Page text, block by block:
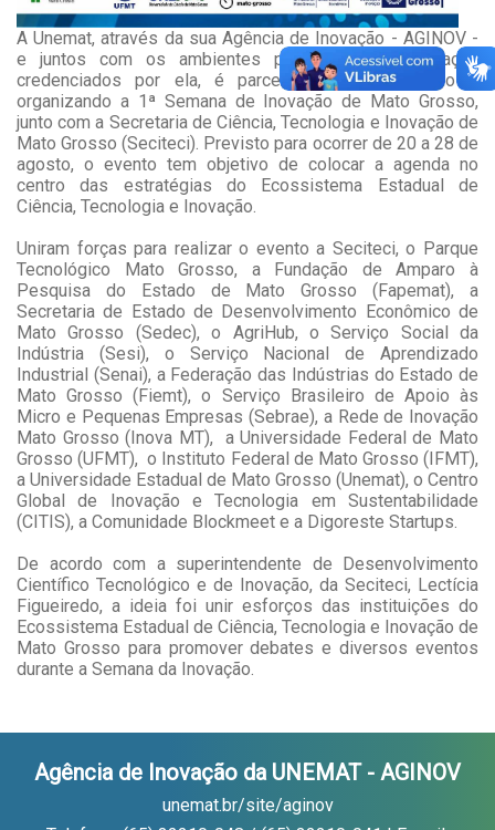
A Unemat, através da sua Agência de Inovação - AGINOV -
e juntos com os ambientes promotores da inovação
credenciados por ela, é parceira e está apoiando e
organizando a 1ª Semana de Inovação de Mato Grosso,
junto com a Secretaria de Ciência, Tecnologia e Inovação de
Mato Grosso (Seciteci). Previsto para ocorrer de 20 a 28 de
agosto, o evento tem objetivo de colocar a agenda no
centro das estratégias do Ecossistema Estadual de
Ciência, Tecnologia e Inovação.
Uniram forças para realizar o evento a Seciteci, o Parque
Tecnológico Mato Grosso, a Fundação de Amparo à
Pesquisa do Estado de Mato Grosso (Fapemat), a
Secretaria de Estado de Desenvolvimento Econômico de
Mato Grosso (Sedec), o AgriHub, o Serviço Social da
Indústria (Sesi), o Serviço Nacional de Aprendizado
Industrial (Senai), a Federação das Indústrias do Estado de
Mato Grosso (Fiemt), o Serviço Brasileiro de Apoio às
Micro e Pequenas Empresas (Sebrae), a Rede de Inovação
Mato Grosso (Inova MT), a Universidade Federal de Mato
Grosso (UFMT), o Instituto Federal de Mato Grosso (IFMT),
a Universidade Estadual de Mato Grosso (Unemat), o Centro
Global de Inovação e Tecnologia em Sustentabilidade
(CITIS), a Comunidade Blockmeet e a Digoreste Startups.
De acordo com a superintendente de Desenvolvimento
Científico Tecnológico e de Inovação, da Seciteci, Lectícia
Figueiredo, a ideia foi unir esforços das instituições do
Ecossistema Estadual de Ciência, Tecnologia e Inovação de
Mato Grosso para promover debates e diversos eventos
durante a Semana da Inovação.
Agência de Inovação da UNEMAT - AGINOV
unemat.br/site/aginov